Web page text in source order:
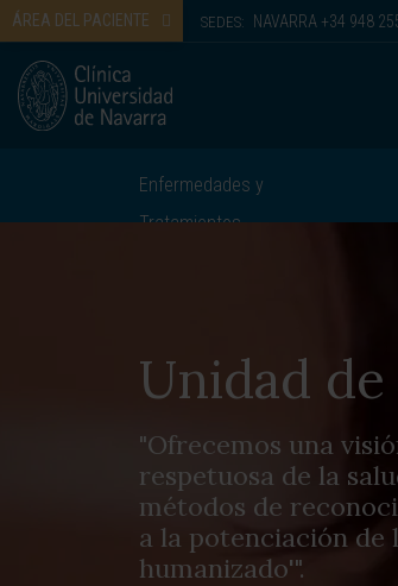
ÁREA DEL PACIENTE SEDES: NAVARRA +34 948
Enfermedades y
Tratamientos
Unidad
"Ofrecemos una
respetuosa de la
métodos de
a la potenciación
humanizado'".